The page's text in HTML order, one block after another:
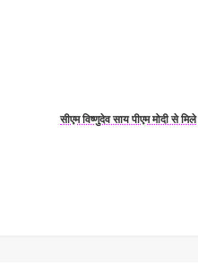
सीएम विष्णुदेव साय पीएम मोदी से मिले